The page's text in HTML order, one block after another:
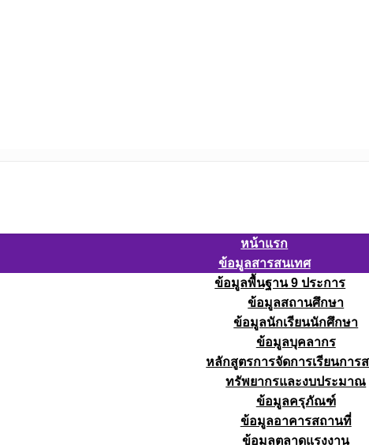
หน้าแรก
ข้อมูลสารสนเทศ
ข้อมูลพื้นฐาน 9 ประการ
ข้อมูลสถานศึกษา
ข้อมูลนักเรียนนักศึกษา
ข้อมูลบุคลากร
หลักสูตรการจัดการเรียนการ
ทรัพยากรและงบประมาณ
ข้อมูลครุภัณฑ์
ข้อมูลอาคารสถานที่
ข้อมูลตลาดแรงงาน